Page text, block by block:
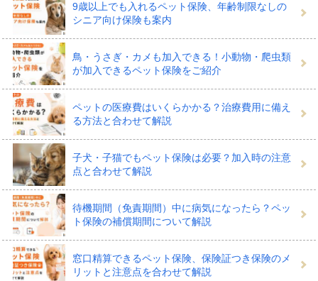
犬やネコなどの治療でかかる自己負
担に備えられる
ペット保険の対象となる治療費用は、おもに通院・入
院・手術の３つがあります。商品やプランにより、通
院・入院・手術の全てが対象になる「フルカバー」のタ
イプと、手術・入院に特化したタイプがあります。
入院・通院・手術などの治療費用のうち、ペット保険か
らは50％・70％など決まった補償割合のみ保険がおりる
9歳以上でも入れるペット保険、年齢制限なしの
シニア向け保険も案内
鳥・うさぎ・カメも加入できる！小動物・爬虫類
が加入できるペット保険をご紹介
ペットの医療費はいくらかかる？治療費用に備え
る方法と合わせて解説
子犬・子猫でもペット保険は必要？加入時の注意
点と合わせて解説
待機期間（免責期間）中に病気になったら？ペッ
ト保険の補償期間について解説
窓口精算できるペット保険、保険証つき保険のメ
リットと注意点を合わせて解説